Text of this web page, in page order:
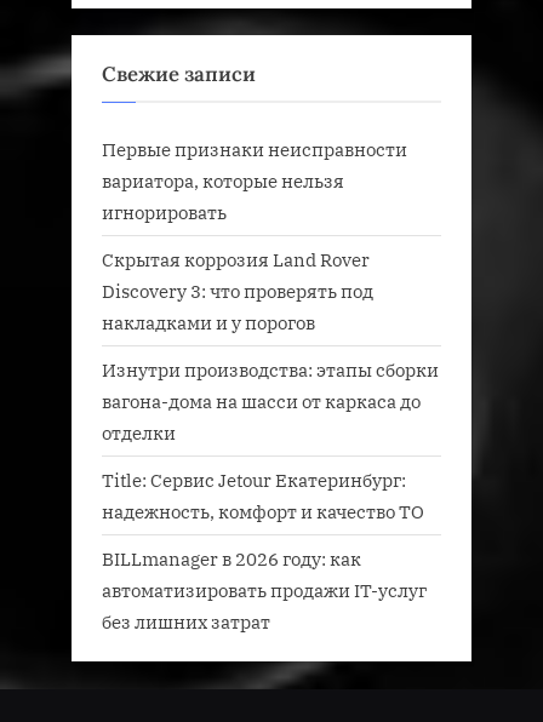
Свежие записи
Первые признаки неисправности
вариатора, которые нельзя
игнорировать
Скрытая коррозия Land Rover
Discovery 3: что проверять под
накладками и у порогов
Изнутри производства: этапы сборки
вагона-дома на шасси от каркаса до
отделки
Title: Сервис Jetour Екатеринбург:
надежность, комфорт и качество ТО
BILLmanager в 2026 году: как
автоматизировать продажи IT-услуг
без лишних затрат